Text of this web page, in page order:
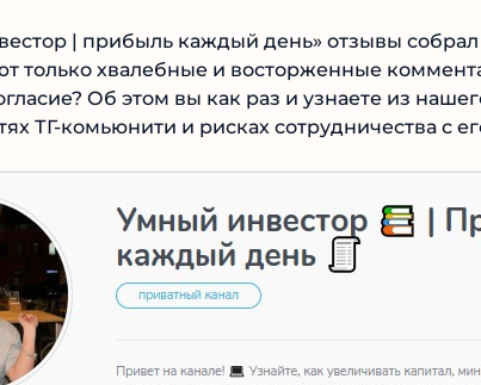
| прибыль каждый день» отзывы собрал
только хвалебные и восторженные
Об этом вы как раз и узнаете из
ТГ-комьюнити и рисках сотрудничества с